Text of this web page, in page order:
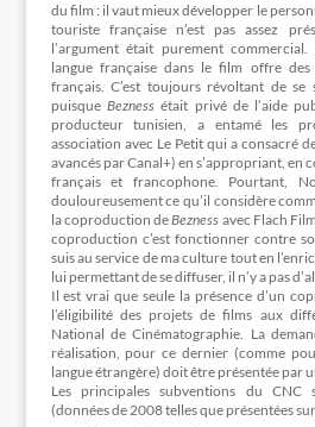
du film : il vaut mieux développer le
touriste française n’est pas assez
l’argument était purement
langue française dans le film offre
français. C’est toujours révoltant de se
puisque Beznessétait privé de l’aide
producteur tunisien, a entamé les
association avec Le Petit qui a consacré
avancés par Canal+) en s’appropriant, en
français et francophone. Pourtant,
douloureusement ce qu’il considère
la coproduction deBezness avec Flach
coproduction c’est fonctionner contre
suis au service de ma culture tout en
lui permettant de se diffuser, il n’y a pas
Il est vrai que seule la présence d’un
l’éligibilité des projets de films aux
National de Cinématographie. La
réalisation, pour ce dernier (comme
langue étrangère) doit être présentée par
Les principales subventions du CNC
(données de 2008 telles que présentées